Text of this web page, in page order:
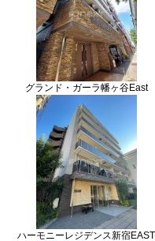
グランド・ガーラ幡ヶ谷East
ハーモニーレジデンス新宿EAST